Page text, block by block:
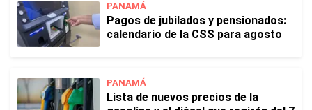
PANAMÁ
Pagos de jubilados y pensionados:
calendario de la CSS para agosto
PANAMÁ
Lista de nuevos precios de la